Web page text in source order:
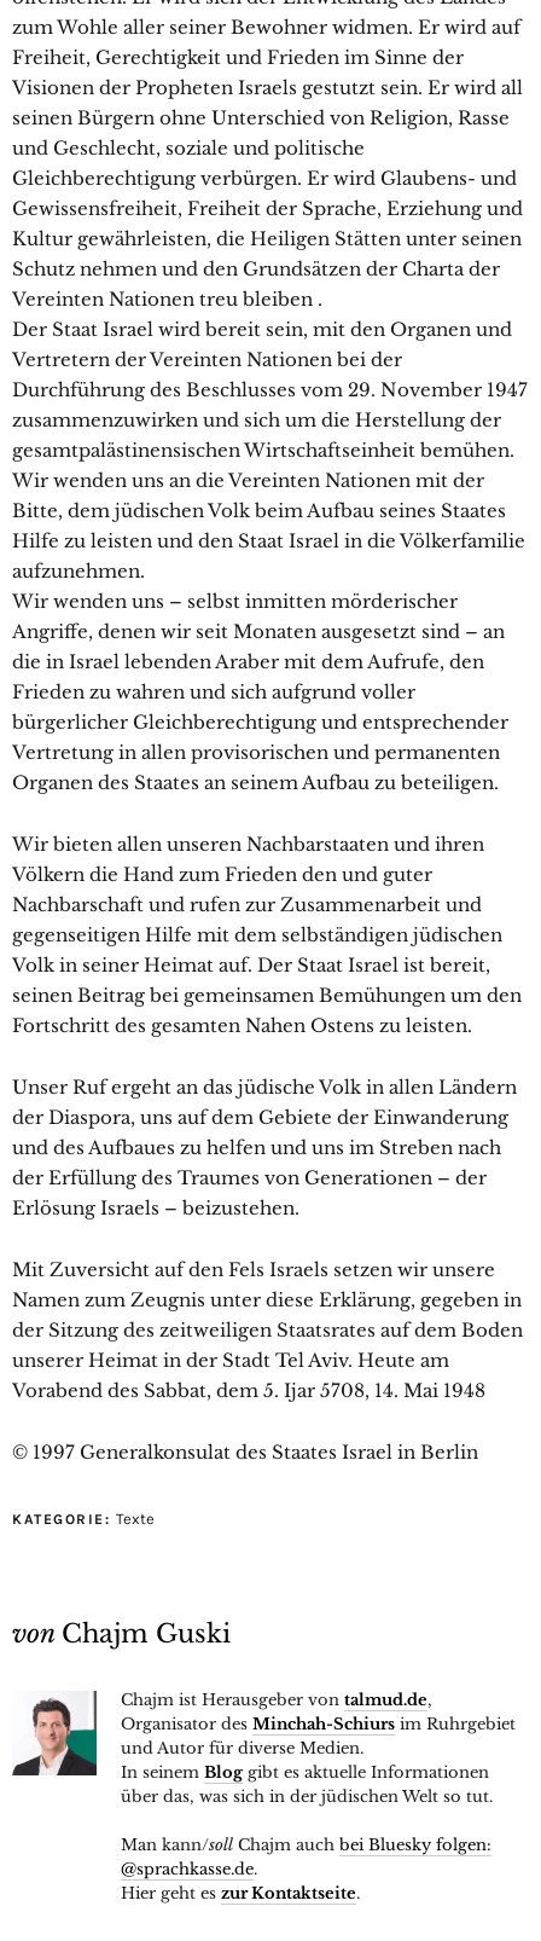
zum Wohle aller seiner Bewohner widmen. Er wird auf
Freiheit, Gerechtigkeit und Frieden im Sinne der
Visionen der Propheten Israels gestutzt sein. Er wird all
seinen Bürgern ohne Unterschied von Religion, Rasse
und Geschlecht, soziale und politische
Gleichberechtigung verbürgen. Er wird Glaubens- und
Gewissensfreiheit, Freiheit der Sprache, Erziehung und
Kultur gewährleisten, die Heiligen Stätten unter seinen
Schutz nehmen und den Grundsätzen der Charta der
Vereinten Nationen treu bleiben .
Der Staat Israel wird bereit sein, mit den Organen und
Vertretern der Vereinten Nationen bei der
Durchführung des Beschlusses vom 29. November 1947
zusammenzuwirken und sich um die Herstellung der
gesamtpalästinensischen Wirtschaftseinheit bemühen.
Wir wenden uns an die Vereinten Nationen mit der
Bitte, dem jüdischen Volk beim Aufbau seines Staates
Hilfe zu leisten und den Staat Israel in die Völkerfamilie
aufzunehmen.
Wir wenden uns – selbst inmitten mörderischer
Angriffe, denen wir seit Monaten ausgesetzt sind – an
die in Israel lebenden Araber mit dem Aufrufe, den
Frieden zu wahren und sich aufgrund voller
bürgerlicher Gleichberechtigung und entsprechender
Vertretung in allen provisorischen und permanenten
Organen des Staates an seinem Aufbau zu beteiligen.
Wir bieten allen unseren Nachbarstaaten und ihren
Völkern die Hand zum Frieden den und guter
Nachbarschaft und rufen zur Zusammenarbeit und
gegenseitigen Hilfe mit dem selbständigen jüdischen
Volk in seiner Heimat auf. Der Staat Israel ist bereit,
seinen Beitrag bei gemeinsamen Bemühungen um den
Fortschritt des gesamten Nahen Ostens zu leisten.
Unser Ruf ergeht an das jüdische Volk in allen Ländern
der Diaspora, uns auf dem Gebiete der Einwanderung
und des Aufbaues zu helfen und uns im Streben nach
der Erfüllung des Traumes von Generationen – der
Erlösung Israels – beizustehen.
Mit Zuversicht auf den Fels Israels setzen wir unsere
Namen zum Zeugnis unter diese Erklärung, gegeben in
der Sitzung des zeitweiligen Staatsrates auf dem Boden
unserer Heimat in der Stadt Tel Aviv. Heute am
Vorabend des Sabbat, dem 5. Ijar 5708, 14. Mai 1948
© 1997 Generalkonsulat des Staates Israel in Berlin
KATEGORIE: Texte
von Chajm Guski
Chajm ist Herausgeber von talmud.de,
Organisator des Minchah-Schiurs im Ruhrgebiet
und Autor für diverse Medien.
In seinem Bloggibt es aktuelle Informationen
über das, was sich in der jüdischen Welt so tut.
Man kann/soll Chajm auch bei Bluesky folgen:
@sprachkasse.de.
Hier geht es zur Kontaktseite.